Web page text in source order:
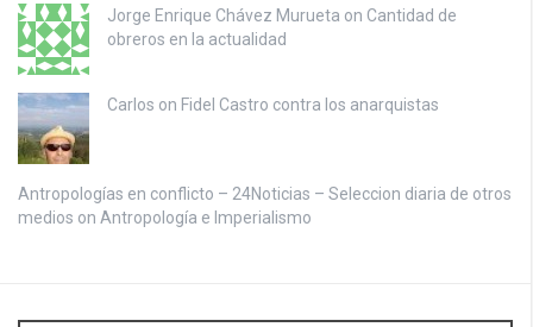
Jorge Enrique Chávez Murueta on Cantidad de
obreros en la actualidad
Carlos on Fidel Castro contra los anarquistas
Antropologías en conflicto – 24Noticias – Seleccion diaria de otros
medios on Antropología e Imperialismo